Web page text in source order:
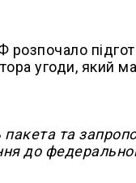
угоди, який
та
до